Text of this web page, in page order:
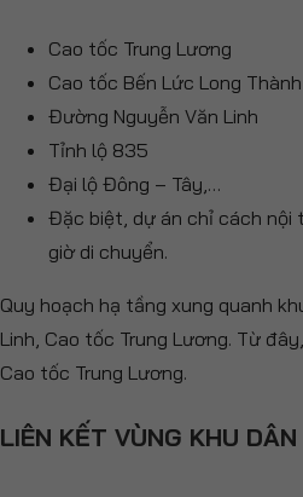
Cao tốc Trung Lương
Cao tốc Bến Lức Long Thành
Đường Nguyễn Văn Linh
Tỉnh lộ 835
Đại lộ Đông – Tây,…
Đặc biệt, dự án chỉ cách nội
giờ di chuyển.
Quy hoạch hạ tầng xung quanh
Linh, Cao tốc Trung Lương. Từ
Cao tốc Trung Lương.
LIÊN KẾT VÙNG KHU